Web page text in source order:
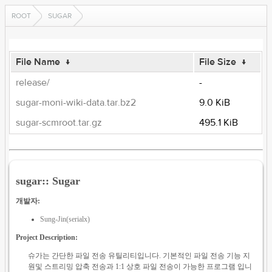
ROOT SUGAR
File Name ↓ File Size ↓
release/
-
sugar-moni-wiki-data.tar.bz2
9.0 KiB
sugar-scmroot.tar.gz
495.1 KiB
sugar:: Sugar
개발자:
Sung-Jin(serialx)
Project Description:
슈가는 간단한 파일 전송 유틸리티입니다. 기본적인 파일 전송 기능 지
원및 스트리밍 압축 전송과 1:1 상호 파일 전송이 가능한 프로그램 입니